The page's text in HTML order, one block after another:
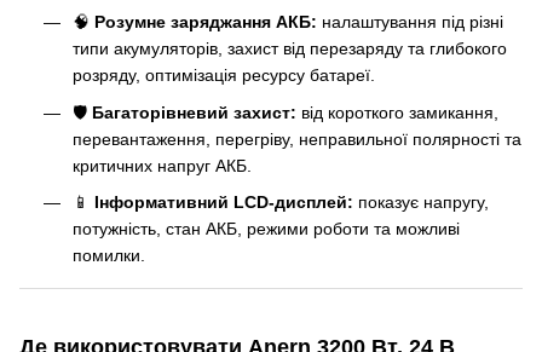
🧠 Розумне заряджання АКБ: налаштування під різні
типи акумуляторів, захист від перезаряду та глибокого
розряду, оптимізація ресурсу батареї.
🛡️ Багаторівневий захист: від короткого замикання,
перевантаження, перегріву, неправильної полярності та
критичних напруг АКБ.
📱 Інформативний LCD-дисплей: показує напругу,
потужність, стан АКБ, режими роботи та можливі
помилки.
Де використовувати Anern 3200 Вт, 24 В